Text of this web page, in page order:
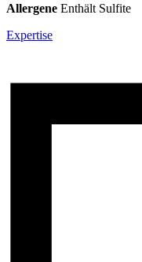
Allergene Enthält Sulfite
Expertise